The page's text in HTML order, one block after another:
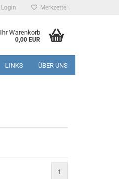
Login Merkzettel
Ihr Warenkorb
0,00 EUR
LINKS ÜBER UNS
1